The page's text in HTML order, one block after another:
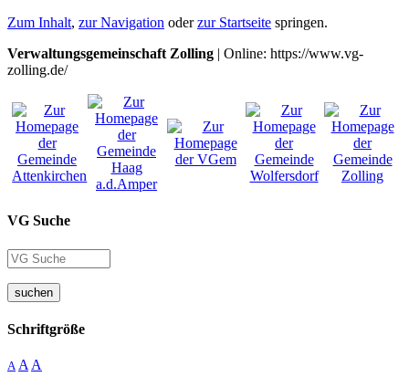
Zum Inhalt, zur Navigation oderzur Startseite springen.
Verwaltungsgemeinschaft Zolling | Online: https://www.vg-
zolling.de/
VG Suche
suchen
Schriftgröße
A A A